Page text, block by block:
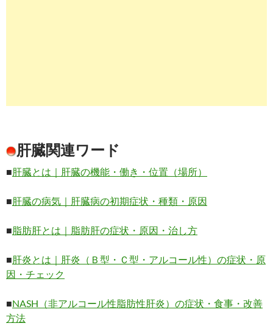
肝臓関連ワード
■肝臓とは｜肝臓の機能・働き・位置（場所）
■肝臓の病気｜肝臓病の初期症状・種類・原因
■脂肪肝とは｜脂肪肝の症状・原因・治し方
■肝炎とは｜肝炎（Ｂ型・Ｃ型・アルコール性）の症状・原
因・チェック
■NASH（非アルコール性脂肪性肝炎）の症状・食事・改善
方法